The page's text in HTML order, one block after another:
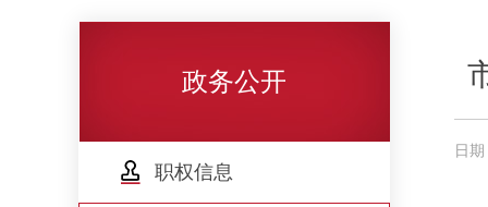
政务公开
职权信息
日